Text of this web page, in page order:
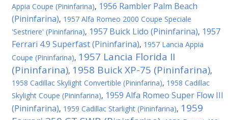
Appia Coupe (Pininfarina), 1956 Rambler Palm Beach
(Pininfarina), 1957 Alfa Romeo 2000 Coupe Speciale
'Sestriere' (Pininfarina), 1957 Buick Lido (Pininfarina), 1957
Ferrari 4.9 Superfast (Pininfarina), 1957 Lancia Appia
Coupe (Pininfarina), 1957 Lancia Florida II
(Pininfarina), 1958 Buick XP-75 (Pininfarina),
1958 Cadillac Skylight Convertible (Pininfarina), 1958 Cadillac
Skylight Coupe (Pininfarina), 1959 Alfa Romeo Super Flow III
(Pininfarina), 1959 Cadillac Starlight (Pininfarina), 1959